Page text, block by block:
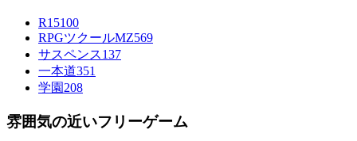
R15100
RPGツクールMZ569
サスペンス137
一本道351
学園 208
雰囲気の近いフリーゲーム